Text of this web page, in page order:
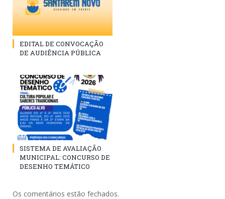
EDITAL DE CONVOCAÇÃO
DE AUDIÊNCIA PÚBLICA
SISTEMA DE AVALIAÇÃO
MUNICIPAL: CONCURSO DE
DESENHO TEMÁTICO
Os comentários estão fechados.